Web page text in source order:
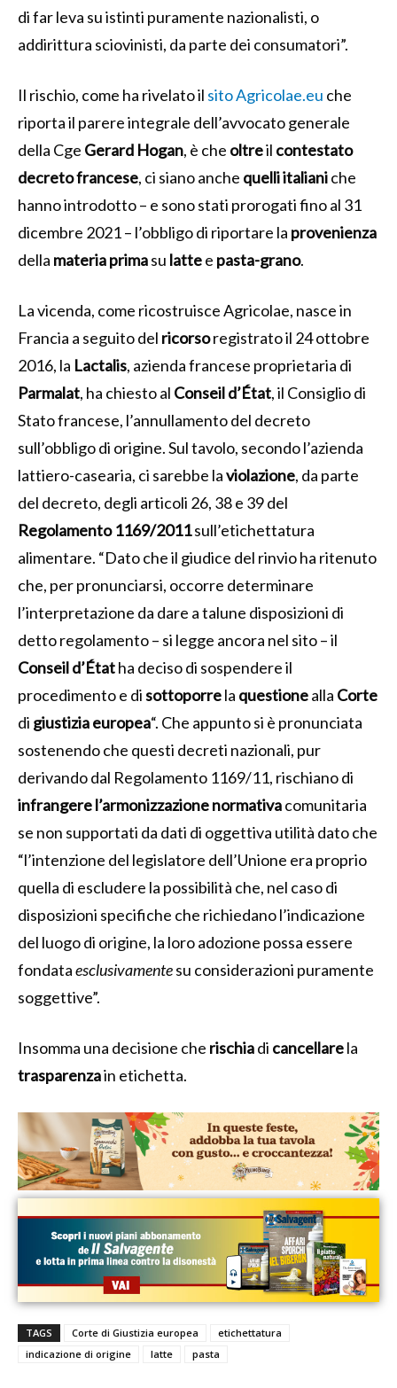
di far leva su istinti puramente nazionalisti, o
addirittura sciovinisti, da parte dei consumatori”.
Il rischio, come ha rivelato il sito Agricolae.eu che
riporta il parere integrale dell’avvocato generale
della Cge Gerard Hogan, è che oltreil contestato
decretofrancese, ci siano anche quelliitalianiche
hanno introdotto – e sono stati prorogati fino al 31
dicembre 2021 – l’obbligo di riportare la provenienza
della materiaprimasu lattee pasta-grano.
La vicenda, come ricostruisce Agricolae, nasce in
Francia a seguito del ricorsoregistrato il 24 ottobre
2016, la Lactalis, azienda francese proprietaria di
Parmalat, ha chiesto al Conseil d’État, il Consiglio di
Stato francese, l’annullamento del decreto
sull’obbligo di origine. Sul tavolo, secondo l’azienda
lattiero-casearia, ci sarebbe laviolazione, da parte
del decreto, degli articoli 26, 38 e 39 del
Regolamento 1169/2011sull’etichettatura
alimentare. “Dato che il giudice del rinvio ha ritenuto
che, per pronunciarsi, occorre determinare
l’interpretazione da dare a talune disposizioni di
detto regolamento – si legge ancora nel sito – il
Conseil d’Étatha deciso di sospendere il
procedimento e disottoporrela questionealla Corte
di giustiziaeuropea“. Che appunto si è pronunciata
sostenendo che questi decreti nazionali, pur
derivando dal Regolamento 1169/11, rischiano di
infrangere l’armonizzazione normativacomunitaria
se non supportati da dati di oggettiva utilità dato che
“l’intenzione del legislatore dell’Unione era proprio
quella di escludere la possibilità che, nel caso di
disposizioni specifiche che richiedano l’indicazione
del luogo di origine, la loro adozione possa essere
fondataesclusivamentesu considerazioni puramente
soggettive”.
Insomma una decisione che rischiadi cancellarela
trasparenzain etichetta.
TAGS Corte di Giustizia europea
etichettatura
indicazione di origine
latte pasta